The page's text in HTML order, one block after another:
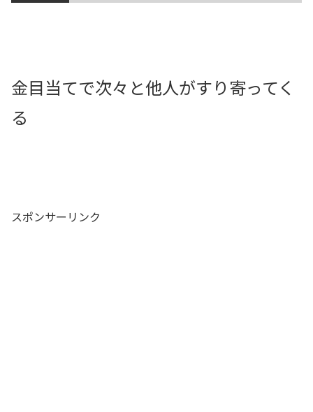
金目当てで次々と他人がすり寄ってく
る
スポンサーリンク